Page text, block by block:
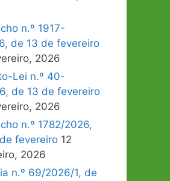
n.º 1917-
de 13 de fevereiro
2026
Lei n.º 40-
de 13 de fevereiro
2026
n.º 1782/2026,
fevereiro 12
2026
n.º 69/2026/1, de